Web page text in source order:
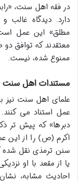
در فقه اهل سنت،
دارد. دیدگاه غالب
مطلق» این عمل
معتقدند که توافق
ممنوع شده، نیست.
مستندات اهل سنت
علمای اهل سنت نیز
عمل استناد می
دبرها» که پیش تر
اکرم (ص) را از این
سنن ترمذی نقل
یا از مقعد با او
احادیث مشابه،